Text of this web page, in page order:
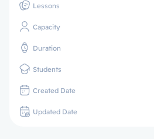
Lessons
Capacity
Duration
Students
Created Date
Updated Date